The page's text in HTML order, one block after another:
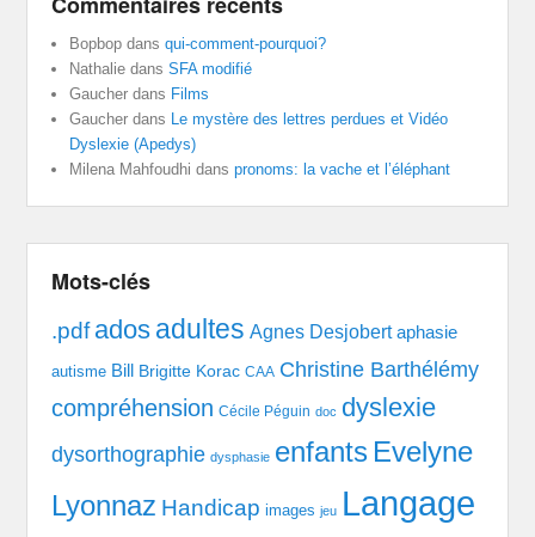
Bopbop dansqui-comment-pourquoi?
Nathalie dansSFA modifié
Gaucher dans Films
Gaucher dans
Le mystère des lettres perdues et Vidéo
Dyslexie (Apedys)
Milena Mahfoudhi danspronoms: la vache et l’éléphant
Mots-clés
.pdf ados adultes Agnes Desjobert aphasie
autisme Bill Brigitte Korac CAA Christine Barthélémy
compréhension Cécile Péguin doc dyslexie
dysorthographie dysphasie enfants Evelyne
Lyonnaz Handicap images jeu Langage